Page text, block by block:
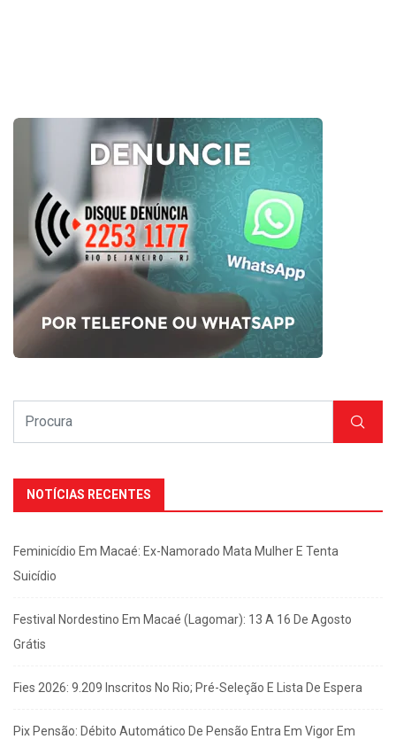
NOTÍCIAS RECENTES
Feminicídio Em Macaé: Ex-Namorado Mata Mulher E Tenta
Suicídio
Festival Nordestino Em Macaé (Lagomar): 13 A 16 De Agosto
Grátis
Fies 2026: 9.209 Inscritos No Rio; Pré-Seleção E Lista De Espera
Pix Pensão: Débito Automático De Pensão Entra Em Vigor Em